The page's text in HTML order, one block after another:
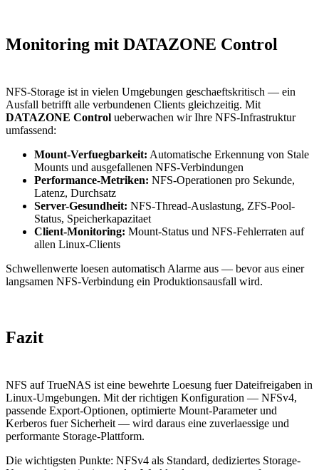
Monitoring mit DATAZONE Control
NFS-Storage ist in vielen Umgebungen geschaeftskritisch — ein
Ausfall betrifft alle verbundenen Clients gleichzeitig. Mit
DATAZONE Control ueberwachen wir Ihre NFS-Infrastruktur
umfassend:
Mount-Verfuegbarkeit: Automatische Erkennung von Stale
Mounts und ausgefallenen NFS-Verbindungen
Performance-Metriken: NFS-Operationen pro Sekunde,
Latenz, Durchsatz
Server-Gesundheit: NFS-Thread-Auslastung, ZFS-Pool-
Status, Speicherkapazitaet
Client-Monitoring: Mount-Status und NFS-Fehlerraten auf
allen Linux-Clients
Schwellenwerte loesen automatisch Alarme aus — bevor aus einer
langsamen NFS-Verbindung ein Produktionsausfall wird.
Fazit
NFS auf TrueNAS ist eine bewehrte Loesung fuer Dateifreigaben in
Linux-Umgebungen. Mit der richtigen Konfiguration — NFSv4,
passende Export-Optionen, optimierte Mount-Parameter und
Kerberos fuer Sicherheit — wird daraus eine zuverlaessige und
performante Storage-Plattform.
Die wichtigsten Punkte: NFSv4 als Standard, dediziertes Storage-